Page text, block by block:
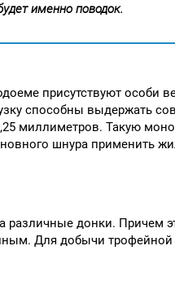
именно поводок.
присутствуют особи
способны выдержать
миллиметров. Такую
шнура применить
различные донки. Причем
Для добычи